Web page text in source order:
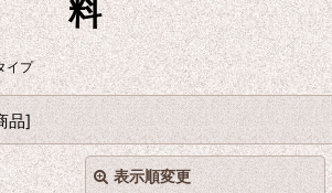
料
イプ
品]
表示順変更 閉じる